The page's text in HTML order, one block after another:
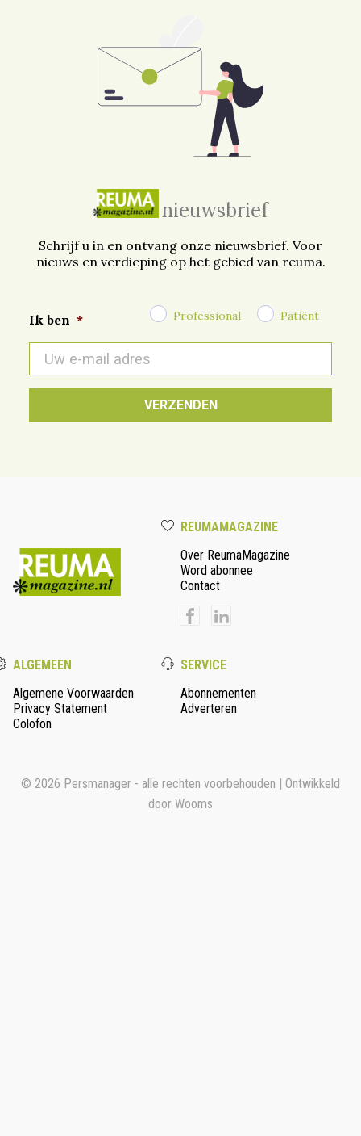
nieuwsbrief
Schrijf u in en ontvang onze nieuwsbrief. Voor
nieuws en verdieping op het gebied van reuma.
Ik ben * Professional Patiënt
mail
*
REUMAMAGAZINE
Over ReumaMagazine
Word abonnee
Contact
ALGEMEEN
Algemene Voorwaarden
Privacy Statement
Colofon
SERVICE
Abonnementen
Adverteren
© 2026 Persmanager - alle rechten voorbehouden | Ontwikkeld
door Wooms